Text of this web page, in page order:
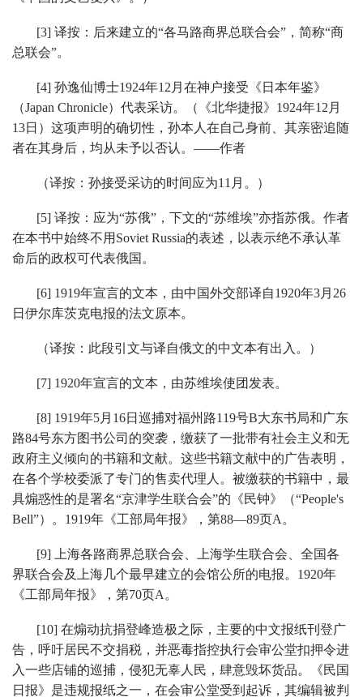
[3] 译按：后来建立的“各马路商界总联合会”，简称“商
总联会”。
[4] 孙逸仙博士1924年12月在神户接受《日本年鉴》
（Japan Chronicle）代表采访。（《北华捷报》1924年12月
13日）这项声明的确切性，孙本人在自己身前、其亲密追随
者在其身后，均从未予以否认。——作者
（译按：孙接受采访的时间应为11月。）
[5] 译按：应为“苏俄”，下文的“苏维埃”亦指苏俄。作者
在本书中始终不用Soviet Russia的表述，以表示绝不承认革
命后的政权可代表俄国。
[6] 1919年宣言的文本，由中国外交部译自1920年3月26
日伊尔库茨克电报的法文原本。
（译按：此段引文与译自俄文的中文本有出入。）
[7] 1920年宣言的文本，由苏维埃使团发表。
[8] 1919年5月16日巡捕对福州路119号B大东书局和广东
路84号东方图书公司的突袭，缴获了一批带有社会主义和无
政府主义倾向的书籍和文献。这些书籍文献中的广告表明，
在各个学校委派了专门的售卖代理人。被缴获的书籍中，最
具煽惑性的是署名“京津学生联合会”的《民钟》（“People's
Bell”）。1919年《工部局年报》，第88—89页A。
[9] 上海各路商界总联合会、上海学生联合会、全国各
界联合会及上海几个最早建立的会馆公所的电报。1920年
《工部局年报》，第70页A。
[10] 在煽动抗捐登峰造极之际，主要的中文报纸刊登广
告，呼吁居民不交捐税，并恶毒指控执行会审公堂扣押令进
入一些店铺的巡捕，侵犯无辜人民，肆意毁坏货品。《民国
日报》是违规报纸之一，在会审公堂受到起诉，其编辑被判